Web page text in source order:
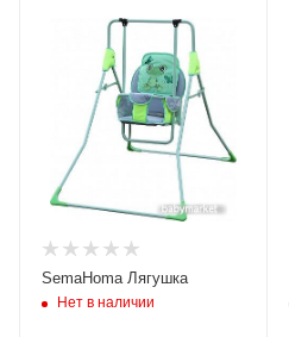
SemaHoma Лягушка
Нет в наличии